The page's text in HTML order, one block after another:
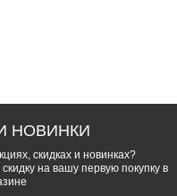
НОВИНКИ
скидках и новинках?
на вашу первую покупку в